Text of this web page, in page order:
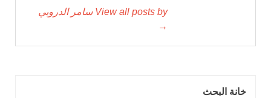
View all posts by سامر الدروبي
→
خانة البحث